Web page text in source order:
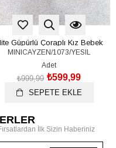
Güpürlü Çoraplı Kız Bebek
Romper Badi (3-6/6-9/9-12 Ay)
MINICAYZEN/1073/YESIL
Adet
₺599,99
₺999,99
SEPETE EKLE
İlk Sizin Haberiniz